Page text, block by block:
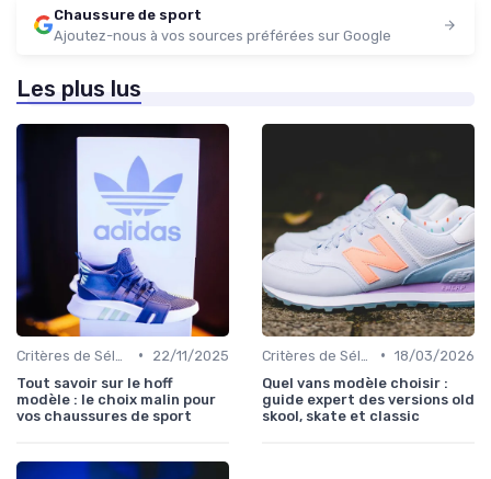
Chaussure de sport
Ajoutez-nous à vos sources préférées sur Google
Les plus lus
•
22/11/2025
Tout savoir sur le hoff
modèle : le choix malin pour
vos chaussures de sport
• 18/03/2026
Quel vans modèle choisir :
guide expert des versions old
skool, skate et classic